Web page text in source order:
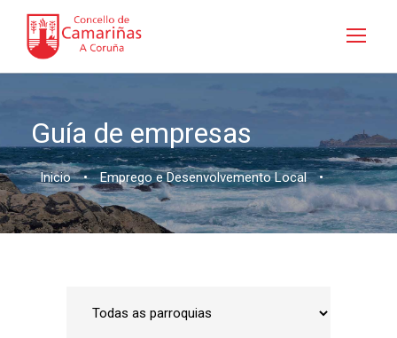
Guía de empresas
Inicio • Emprego e Desenvolvemento Local •